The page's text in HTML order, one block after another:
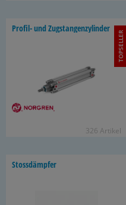
Profil-​ und Zug­stan­gen­zy­lin­der
326 Ar­ti­kel
TOPSELLER
Stoss­dämp­fer